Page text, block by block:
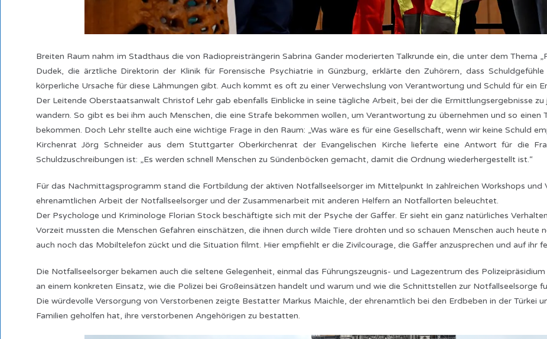
Breiten Raum nahm im Stadthaus die von Radiopreisträngerin Sabrina Gander moderierten Talkrunde ein, die unter dem Thema
Dudek, die ärztliche Direktorin der Klinik für Forensische Psychiatrie in Günzburg, erklärte den Zuhörern, dass
körperliche Ursache für diese Lähmungen gibt. Auch kommt es oft zu einer Verwechslung von Verantwortung und Schuld für ein
Der Leitende Oberstaatsanwalt Christof Lehr gab ebenfalls Einblicke in seine tägliche Arbeit, bei der die Ermittlungsergebnisse
wandern. So gibt es bei ihm auch Menschen, die eine Strafe bekommen wollen, um Verantwortung zu übernehmen und so einen
bekommen. Doch Lehr stellte auch eine wichtige Frage in den Raum: „Was wäre es für eine Gesellschaft, wenn wir keine Schuld
Kirchenrat Jörg Schneider aus dem Stuttgarter Oberkirchenrat der Evangelischen Kirche lieferte eine Antwort für die
Schuldzuschreibungen ist: „Es werden schnell Menschen zu Sündenböcken gemacht, damit die Ordnung wiederhergestellt ist.“
Für das Nachmittagsprogramm stand die Fortbildung der aktiven Notfallseelsorger im Mittelpunkt In zahlreichen Workshops und
ehrenamtlichen Arbeit der Notfallseelsorger und der Zusammenarbeit mit anderen Helfern an Notfallorten beleuchtet.
Der Psychologe und Kriminologe Florian Stock beschäftigte sich mit der Psyche der Gaffer. Er sieht ein ganz natürliches
Vorzeit mussten die Menschen Gefahren einschätzen, die ihnen durch wilde Tiere drohten und so schauen Menschen auch heute
auch noch das Mobiltelefon zückt und die Situation filmt. Hier empfiehlt er die Zivilcourage, die Gaffer anzusprechen und auf ihr
Die Notfallseelsorger bekamen auch die seltene Gelegenheit, einmal das Führungszeugnis- und Lagezentrum des
an einem konkreten Einsatz, wie die Polizei bei Großeinsätzen handelt und warum und wie die Schnittstellen zur Notfallseelsorge
Die würdevolle Versorgung von Verstorbenen zeigte Bestatter Markus Maichle, der ehrenamtlich bei den Erdbeben in der Türkei
Familien geholfen hat, ihre verstorbenen Angehörigen zu bestatten.